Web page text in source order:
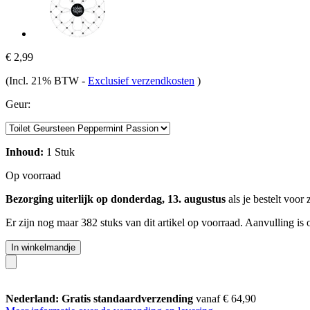
€ 2,99
(Incl. 21% BTW - Exclusief verzendkosten )
Geur:
Inhoud: 1 Stuk
Op voorraad
Bezorging uiterlijk op donderdag, 13. augustus als je bestelt voor
Er zijn nog maar 382 stuks van dit artikel op voorraad. Aanvulling
In winkelmandje
Nederland: Gratis standaardverzending vanaf € 64,90